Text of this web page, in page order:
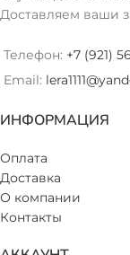
Доставляем ваши
Телефон: +7 (921)
Email:
ИНФОРМАЦИЯ
Оплата
Доставка
О компании
Контакты